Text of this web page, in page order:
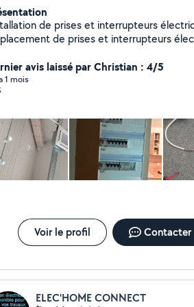
de prises et interrupteurs
de prises et interrupteurs
des radiateurs Installation des bornes
Installation complète des
avis laissé par Christian : 4/5
1 mois
Voir le profil Contacter
ELEC'HOME CONNECT